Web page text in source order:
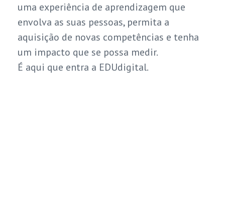
uma experiência de aprendizagem que
envolva as suas pessoas, permita a
aquisição de novas competências e tenha
um impacto que se possa medir.
É aqui que entra a EDUdigital.